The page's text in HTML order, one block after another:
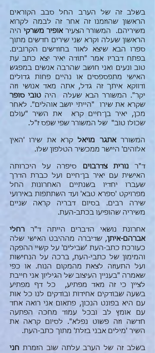
בשלב זה של הערב החל סבב הקוראים
הראשון שהוזמנו זה אחר זה לבמה לקרוא
משיריהם. המשורר הצעיראופיר משרקי היה
הראשון שעלה וקרא שני שירים חדשים מתוך
ספרו הבא שיצא לאור בחודשים הקרובים.
בפתח דבריו אמר "תודה יאיר יצא כתב עת
טוב ונעים ואני חושב שהרבה אנשים במפגש
האישי מתפספסים או נהיים פחות גדולים
ודווקא איתך זה גדל, אתה מאד אנושי וזה
יקר". המשורר הבא שעלה היה טובי סופר
שקרא את שירו "הייתי יושב אוהלים". לאחר
מכן, יאיר בן־חיים קרא
את השיר "עולם
שכולו טוב" של המשורר שפי שפס ז"ל.
המשורראתגר מויאל קרא את שירו 'האין
אלוהים' היישר ממכשיר הטלפון שלו.
ד"רנורית צדרבוים
סיפרה על היכרותה
האישית עם יאיר בן־חיים ועל כברת הדרך
שעברו יחדיו בשנתיים האחרונות החל
מפרויקט 'ספרא טבא' ועד השתתפות באירועי
שירה רבים. בסיום דבריה קראה שניים
משיריה שהופיעו בכתב-העת.
אחרונת נושאי הדברים הייתה ד"ר רחלי
אברהם-איתן, שדיברה מההיבט האישי שלה
כעורכת כתב-העת 'שבילים' על קשיי ההפקה
והמימון של כתבי-העת, ברכה על הנחישות
ועל התעוזה לצאת מהמקום הנוח. או כפי
שאמרה "בעניין העיצוב של הגיליון אני חייבת
לציין כי זה מאד מפתיע, כל דף מפתיע
בשעה שבודקים אחידות ובודקים לנו כל אות
עם היא בפונט הנכון, פתאום אני רואה אחד
עם אומץ לב ובכל עמוד מחכה הפתעה
חדשה וזה פשוט נפלא". לסיום קראה את
השיר 'מילים אבני בזלת' מתוך כתב-העת.
בשלב זה של הערב עלתה שוב הזמרת חני